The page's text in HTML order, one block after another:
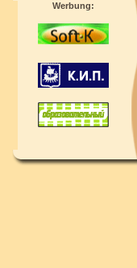
Werbung: